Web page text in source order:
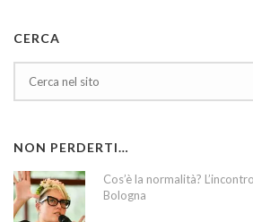
CERCA
NON PERDERTI…
Cos’è la normalità?
Bologna